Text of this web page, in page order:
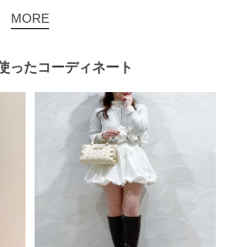
MORE
ったコーディネート